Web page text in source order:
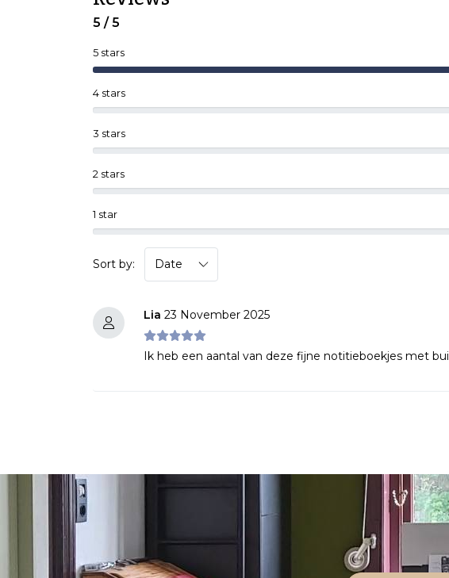
5 / 5
1 star
2 stars
3 stars
4 stars
5 stars
Sort by:
Lia 23 November 2025
Ik heb een aantal van deze fijne notitieboekjes met